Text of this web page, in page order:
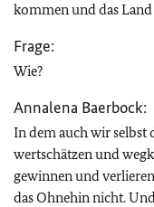
kommen und das
Frage:
Wie?
Annalena Baerbock:
In dem auch wir selbst
wertschätzen und
gewinnen und
das Ohnehin nicht.